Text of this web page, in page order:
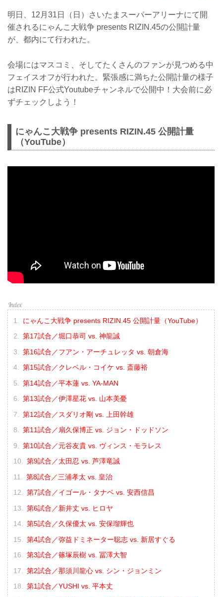
明日、12月31日（日）さいたまスーパーアリーナにて開
催されるにゃんこ大戦争 presents RIZIN.45の公開計量
が、都内にて行われた。
会場にはマスコミ、そしてたくさんのファンが見つめる中
フェイスオフが行われた。緊張感に満ちた公開計量の様子
はRIZIN FF公式Youtubeチャンネルで公開中！大会前に必
ずチェックしよう！
にゃんこ大戦争 presents RIZIN.45 公開計量
（YouTube）
にゃんこ大戦争 presents RIZIN.45 公開計量（YouTube）
第17試合／堀口恭司 vs. 神龍誠
第16試合／フアン・アーチュレッタ vs. 朝倉海
第15試合／クレベル・コイケ vs. 斎藤裕
第14試合／平本蓮 vs. YA-MAN
第13試合／伊澤星花 vs. 山本美憂
第12試合／スダリオ剛 vs. 上田幹雄
第11試合／扇久保博正 vs. ジョン・ドッドソン
第10試合／元谷友貴 vs. ヴィンス・モラレス
第9試合／太田忍 vs. 芦澤竜誠
第8試合／三浦孝太 vs. 皇治
第7試合／イゴール・タナベ vs. 安西信昌
第6試合／新井丈 vs. ヒロヤ
第5試合／久保優太 vs. 安保瑠輝也
第4試合／弥益ドミネーター聡志 vs. 新居すぐる
第3試合／篠塚辰樹 vs. 冨澤大智
第2試合／那須川龍心 vs. シン・ジョンミン
第1試合／YUSHI vs. 平本丈